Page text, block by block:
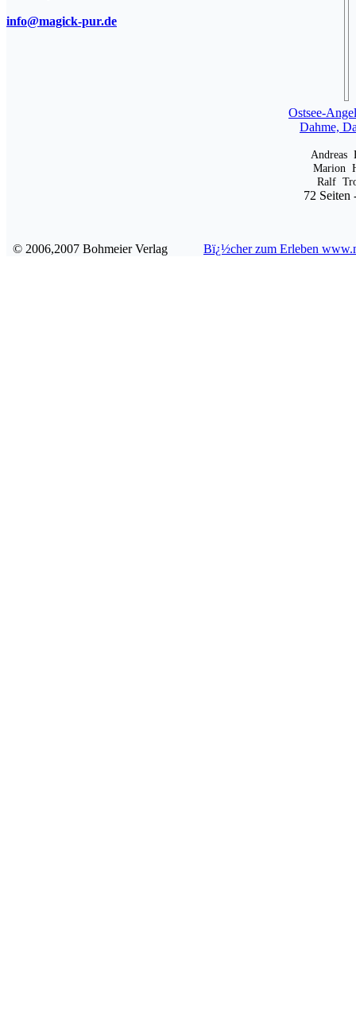
info@magick-pur.de
Ostsee-
Dahme,
Andreas
Marion
Ralf
72 Seiten
© 2006,2007 Bohmeier Verlag Bï¿½cher zum Erleben